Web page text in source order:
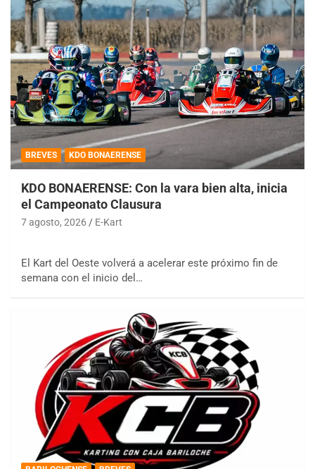
BREVES KDO BONAERENSE
KDO BONAERENSE: Con la vara bien alta, inicia
el Campeonato Clausura
7 agosto, 2026 E-Kart
El Kart del Oeste volverá a acelerar este próximo fin de
semana con el inicio del…